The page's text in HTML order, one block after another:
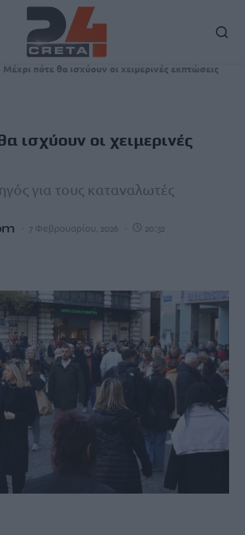
Μέχρι πότε θα ισχύουν οι χειμερινές εκπτώσεις
ισχύουν οι χειμερινές
για τους καταναλωτές
7 Φεβρουαρίου, 2026 20:32